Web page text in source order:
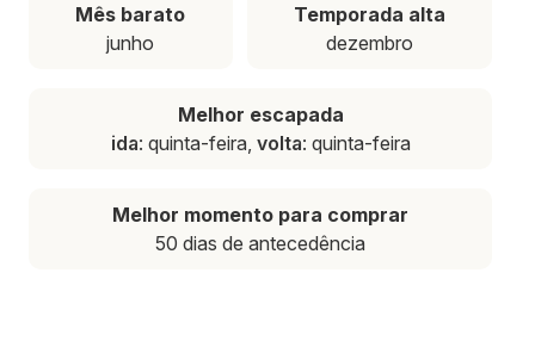
Mês barato
junho
Temporada alta
dezembro
Melhor escapada
ida: quinta-feira, volta: quinta-feira
Melhor momento para comprar
50 dias de antecedência